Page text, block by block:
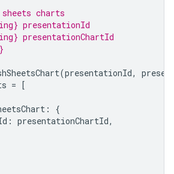
charts
presentationId
presentationChartId
(presentationId,
= [
:
{
: presentationChartId,